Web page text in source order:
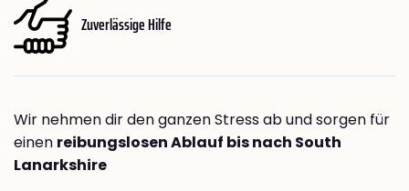
Zuverlässige Hilfe
Wir nehmen dir den ganzen Stress ab und sorgen für
einen reibungslosen Ablauf bis nach South
Lanarkshire